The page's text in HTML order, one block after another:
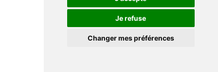
Je refuse
Changer mes préférences